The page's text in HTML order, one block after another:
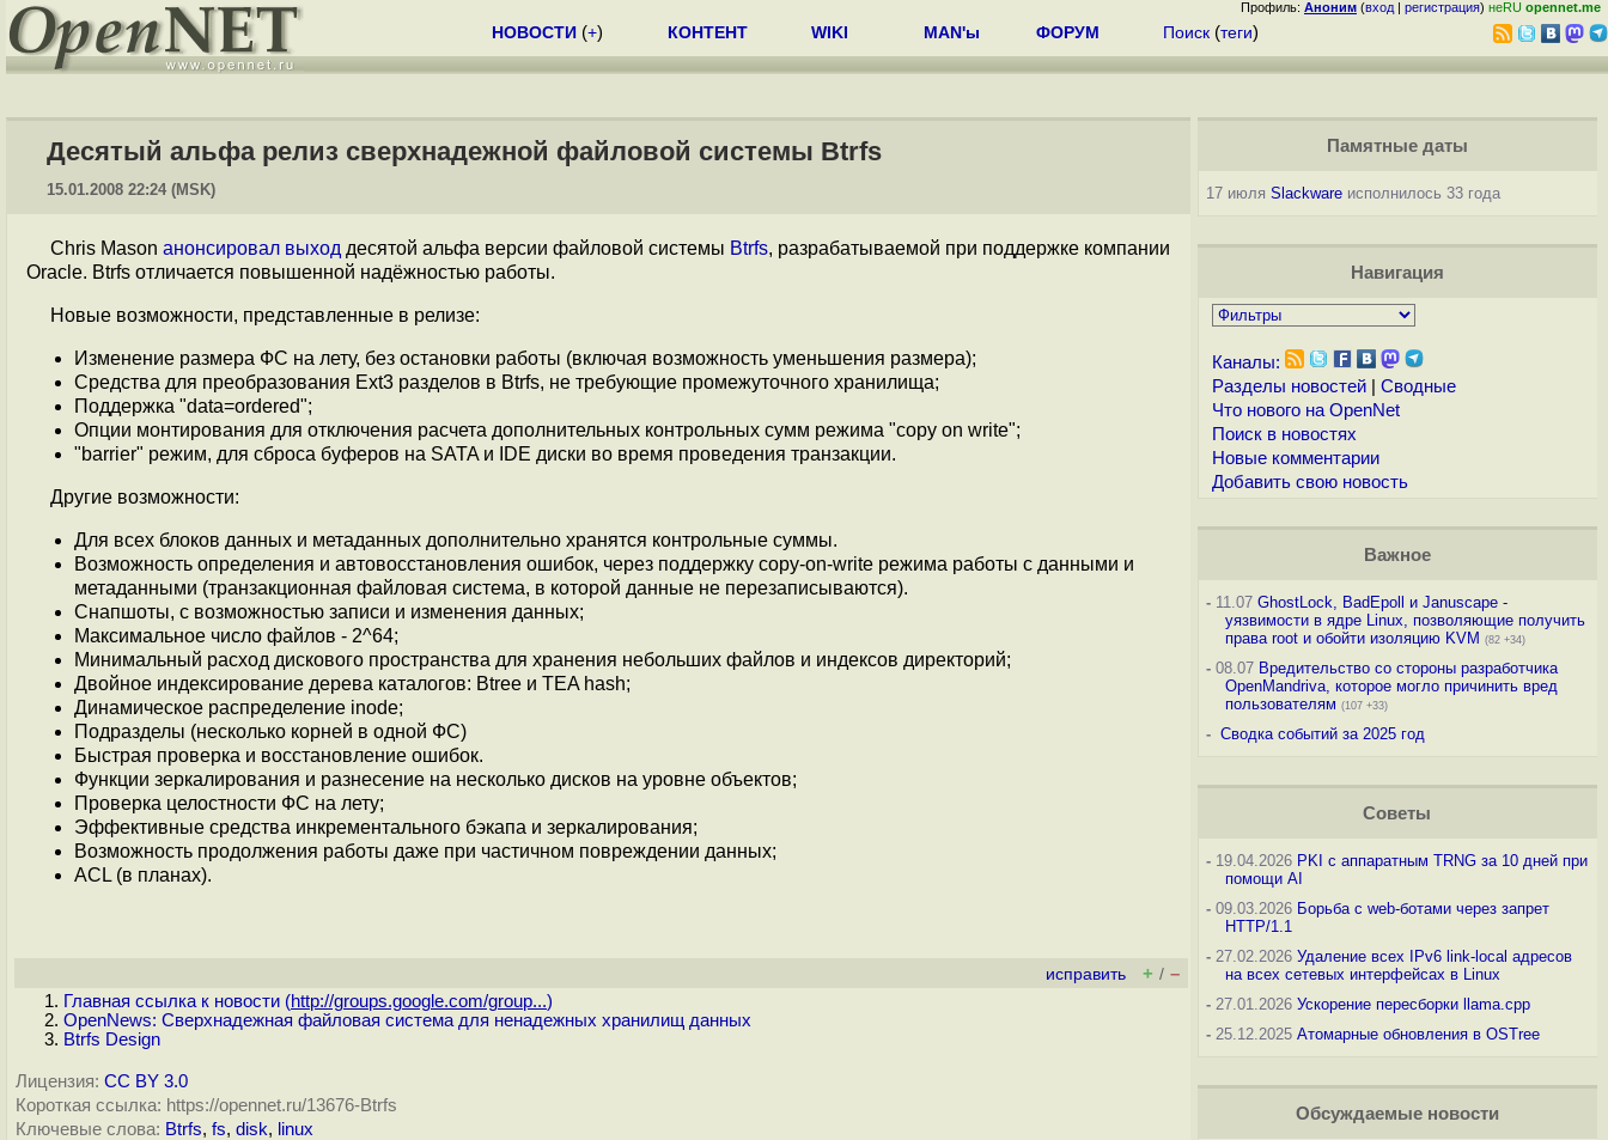
Профиль: Аноним (вход | регистрация) неRU opennet.me
НОВОСТИ (+) КОНТЕНТ WIKI MAN'ы ФОРУМ Поиск (теги)
Десятый альфа релиз сверхнадежной файловой системы Btrfs
15.01.2008 22:24 (MSK)
Chris Mason анонсировал выход десятой альфа версии файловой системы Btrfs, разрабатываемой при поддержке компании
Oracle. Btrfs отличается повышенной надёжностью работы.
Новые возможности, представленные в релизе:
Изменение размера ФС на лету, без остановки работы (включая возможность уменьшения размера);
Средства для преобразования Ext3 разделов в Btrfs, не требующие промежуточного хранилища;
Поддержка "data=ordered";
Опции монтирования для отключения расчета дополнительных контрольных сумм режима "copy on write";
"barrier" режим, для сброса буферов на SATA и IDE диски во время проведения транзакции.
Другие возможности:
Для всех блоков данных и метаданных дополнительно хранятся контрольные суммы.
Возможность определения и автовосстановления ошибок, через поддержку copy-on-write режима работы с данными и
метаданными (транзакционная файловая система, в которой данные не перезаписываются).
Снапшоты, с возможностью записи и изменения данных;
Максимальное число файлов - 2^64;
Минимальный расход дискового пространства для хранения небольших файлов и индексов директорий;
Двойное индексирование дерева каталогов: Btree и TEA hash;
Динамическое распределение inode;
Подразделы (несколько корней в одной ФС)
Быстрая проверка и восстановление ошибок.
Функции зеркалирования и разнесение на несколько дисков на уровне объектов;
Проверка целостности ФС на лету;
Эффективные средства инкрементального бэкапа и зеркалирования;
Возможность продолжения работы даже при частичном повреждении данных;
ACL (в планах).
исправить + / –
Главная ссылка к новости (http://groups.google.com/group...)
OpenNews: Сверхнадежная файловая система для ненадежных хранилищ данных
Btrfs Design
Лицензия: CC BY 3.0
Короткая ссылка: https://opennet.ru/13676-Btrfs
Ключевые слова: Btrfs, fs, disk, linux
Памятные даты
17 июля Slackwareисполнилось 33 года
Навигация
Каналы:
Разделы новостей| Сводные
Что нового на OpenNet
Поиск в новостях
Новые комментарии
Добавить свою новость
Важное
-11.07 GhostLock, BadEpoll и Januscape -
уязвимости в ядре Linux, позволяющие получить
права root и обойти изоляцию KVM (82 +34)
-08.07 Вредительство со стороны разработчика
OpenMandriva, которое могло причинить вред
пользователям (107 +33)
- Сводка событий за 2025 год
Советы
-19.04.2026 PKI с аппаратным TRNG за 10 дней при
помощи AI
-09.03.2026 Борьба с web-ботами через запрет
HTTP/1.1
-27.02.2026 Удаление всех IPv6 link-local адресов
на всех сетевых интерфейсах в Linux
-27.01.2026 Ускорение пересборки llama.cpp
-25.12.2025 Атомарные обновления в OSTree
Обсуждаемые новости